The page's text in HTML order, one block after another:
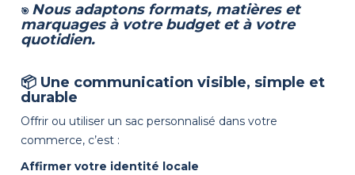
🎯 Nous adaptons formats, matières et
marquages à votre budget et à votre
quotidien.
📦 Une communication visible, simple et
durable
Offrir ou utiliser un sac personnalisé dans votre
commerce, c’est :
Affirmer votre identité locale